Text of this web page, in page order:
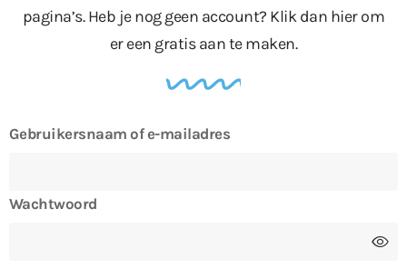
pagina’s. Heb je nog geen account? Klik dan hierom
er een gratis aan te maken.
Gebruikersnaam of e-mailadres
Wachtwoord